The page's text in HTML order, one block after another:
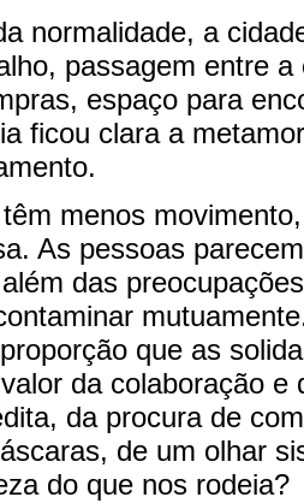
normalidade, a
passagem entre
espaço para
ficou clara a
menos
As pessoas
das
que as
da colaboração
da procura de
de um olhar
do que nos rodeia?